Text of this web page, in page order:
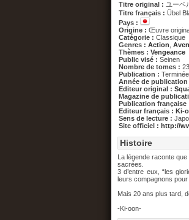
Titre original : ユーベ
Titre français : Übel
Pays :
Origine : Œuvre
Catégorie : Classique
Genres : Action
Thèmes : Vengeance
Public visé : Seinen
Nombre de tomes : 23
Publication : Terminée
Année de publication
Editeur original :
Magazine de
Publication française
Editeur français : Ki-
Sens de lecture :
Site officiel : http://
Histoire
La légende raconte
sacrées.
3 d’entre eux, “les
leurs compagnons
Mais 20 ans plus tard,
-Ki-oon-